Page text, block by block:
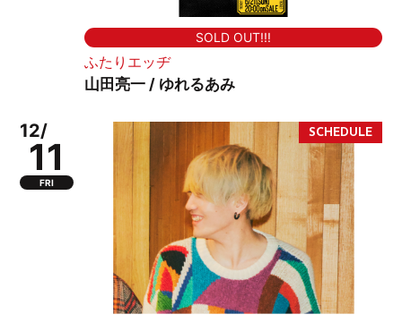
SOLD OUT!!!
ふたりエッヂ
山田亮一 / ゆれるあみ
12/
11
FRI